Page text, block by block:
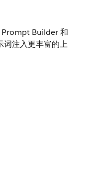
Prompt Builder 和
词注入更丰富的上